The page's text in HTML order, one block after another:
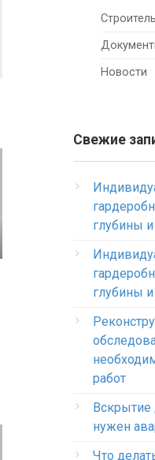
Новости
Свежие
глубины
глубины
работ
Вскрытие
нужен
Что